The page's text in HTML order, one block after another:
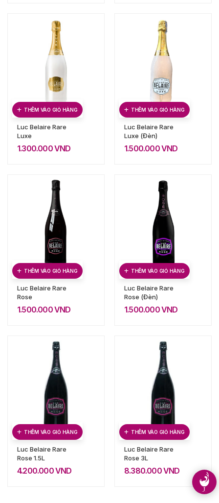
THÊM VÀO GIỎ HÀNG
Luc Belaire Rare
Luxe
1.300.000VND
THÊM VÀO GIỎ HÀNG
Luc Belaire Rare
Luxe (Đèn)
1.500.000VND
THÊM VÀO GIỎ HÀNG
Luc Belaire Rare
Rose
1.500.000VND
THÊM VÀO GIỎ HÀNG
Luc Belaire Rare
Rose (Đèn)
1.500.000VND
THÊM VÀO GIỎ HÀNG
Luc Belaire Rare
Rose 1.5L
4.200.000VND
THÊM VÀO GIỎ HÀNG
Luc Belaire Rare
Rose 3L
8.380.000VND